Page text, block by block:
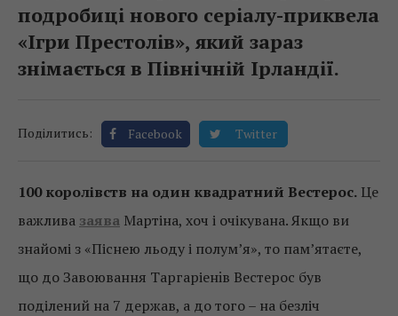
подробиці нового серіалу-приквела
«Ігри Престолів», який зараз
знімається в Північній Ірландії.
Поділитись: Facebook Twitter
100 королівств на один квадратний Вестерос. Це
важлива заява Мартіна, хоч і очікувана. Якщо ви
знайомі з «Піснею льоду і полум’я», то пам’ятаєте,
що до Завоювання Таргаріенiв Вестерос був
поділений на 7 держав, а до того – на безліч